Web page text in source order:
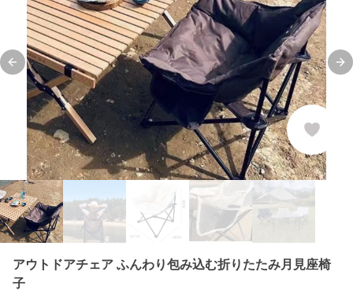
Previous slide
アウトドアチェア ふんわり包み込む折りたたみ月見座椅
子